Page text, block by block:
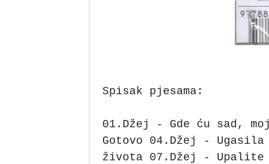
Spisak pjesama:
01.Džej - Gde ću sad,
Gotovo 04.Džej -
života 07.Džej - Upalite